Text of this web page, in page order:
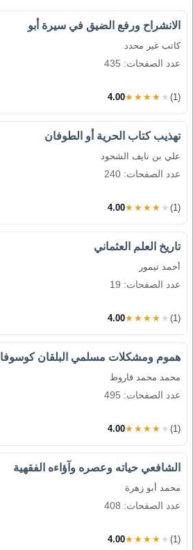
الانشراح ورفع الضيق في سيرة أبو
كاتب غير محدد
عدد الصفحات: 435
4.00★★★★★ (1)
تهذيب كتاب الحرية أو الطوفان
علي بن نايف الشحود
عدد الصفحات: 240
4.00★★★★★ (1)
تاريخ العلم العثماني
أحمد تيمور
عدد الصفحات: 19
4.00★★★★★ (1)
هموم ومشكلات مسلمي البلقان كوسوفا
محمد محمد قاروط
عدد الصفحات: 495
4.00★★★★★ (1)
الشافعي حياته وعصره وآؤاءه الفقهية
محمد أبو زهرة
عدد الصفحات: 408
4.00★★★★★ (1)